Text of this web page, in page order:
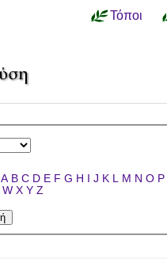
Τόποι
A B C D E F G H I J K L M N O P
W X Y Z